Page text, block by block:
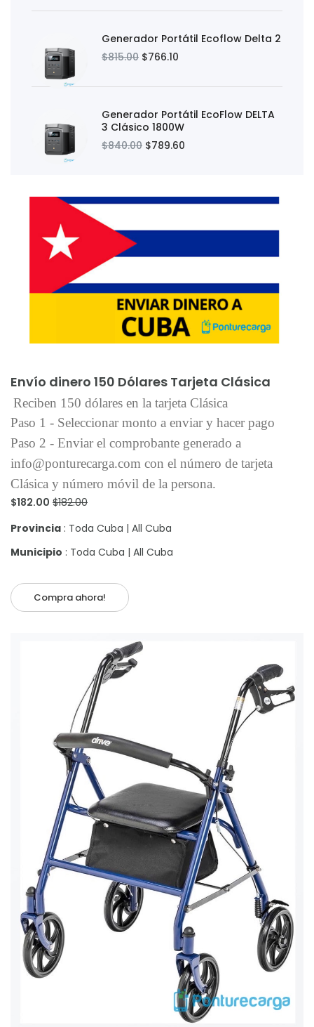
Generador Portátil Ecoflow Delta 2
$815.00 $766.10
Generador Portátil EcoFlow DELTA
3 Clásico 1800W
$840.00 $789.60
Envío dinero 150 Dólares Tarjeta Clásica
Reciben 150 dólares en la tarjeta Clásica
Paso 1 - Seleccionar monto a enviar y hacer pago
Paso 2 - Enviar el comprobante generado a
info@ponturecarga.com con el número de tarjeta
Clásica y número móvil de la persona.
$182.00 $182.00
Provincia : Toda Cuba | All Cuba
Municipio : Toda Cuba | All Cuba
Compra ahora!